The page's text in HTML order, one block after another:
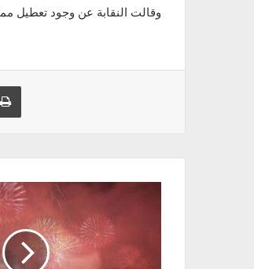
وقالت النقابة عن وجود تعطيل
Imprimer